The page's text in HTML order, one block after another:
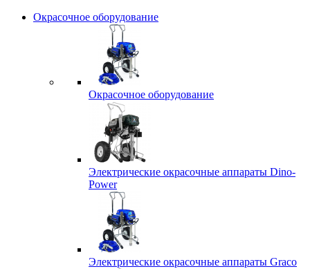
Окрасочное оборудование
Окрасочное оборудование
Электрические окрасочные аппараты Dino-
Power
Электрические окрасочные аппараты Graco